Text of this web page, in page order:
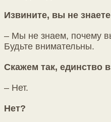
Извините, вы не
– Мы не знаем, почему
Будьте внимательны.
Скажем так, единство
– Нет.
Нет?